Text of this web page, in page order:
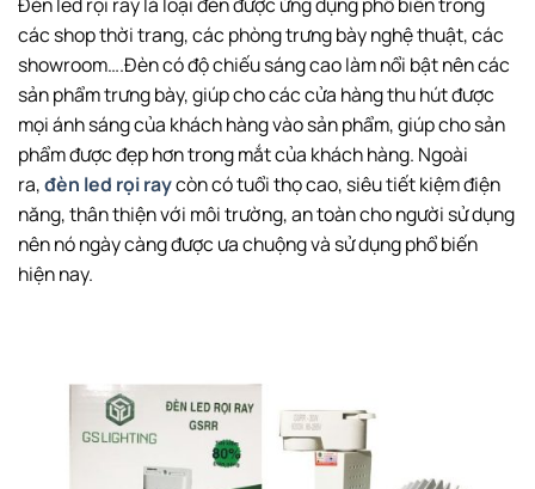
các shop thời trang, các phòng trưng bày nghệ thuật, các
showroom….Đèn có độ chiếu sáng cao làm nổi bật nên các
sản phẩm trưng bày, giúp cho các cửa hàng thu hút được
mọi ánh sáng của khách hàng vào sản phẩm, giúp cho sản
phẩm được đẹp hơn trong mắt của khách hàng. Ngoài
ra,đèn led rọi raycòn có tuổi thọ cao, siêu tiết kiệm điện
năng, thân thiện với môi trường, an toàn cho người sử dụng
nên nó ngày càng được ưa chuộng và sử dụng phổ biến
hiện nay.